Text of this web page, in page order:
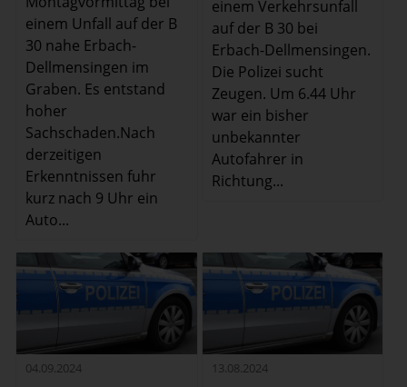
einem Unfall auf der B
30 nahe Erbach-
Dellmensingen im
Graben. Es entstand
hoher
Sachschaden.Nach
derzeitigen
Erkenntnissen fuhr
kurz nach 9 Uhr ein
Auto...
einem Verkehrsunfall
auf der B 30 bei
Erbach-Dellmensingen.
Die Polizei sucht
Zeugen. Um 6.44 Uhr
war ein bisher
unbekannter
Autofahrer in
Richtung...
04.09.2024 13.08.2024